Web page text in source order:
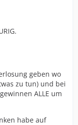
geben wo
zu tun) und bei
ALLE um
habe auf